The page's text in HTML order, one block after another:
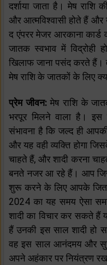
दर्शाया जाता है। मेष
और आत्मविश्वासी होते हैं और
द एंपरर मेजर आरकाना
जातक स्वभाव में
खिलाफ जाना पसंद करते हैं।
मेष राशि के जातकों के लिए
प्रेम जीवन: मेष राशि के
भरपूर मिलने वाला है। इस
संभावना है कि जल्द ही
और यह वही व्यक्ति होगा
चाहते हैं, और शादी करना
बनते नजर आ रहे हैं। आप जिस
शुरू करने के लिए आपके
2024 का यह समय ऐसा
शादी का विचार कर सकते हैं
हैं उनकी इस साल शादी हो
वह इस साल आनंदमय और
अपने अहंकार पर नियंत्रण